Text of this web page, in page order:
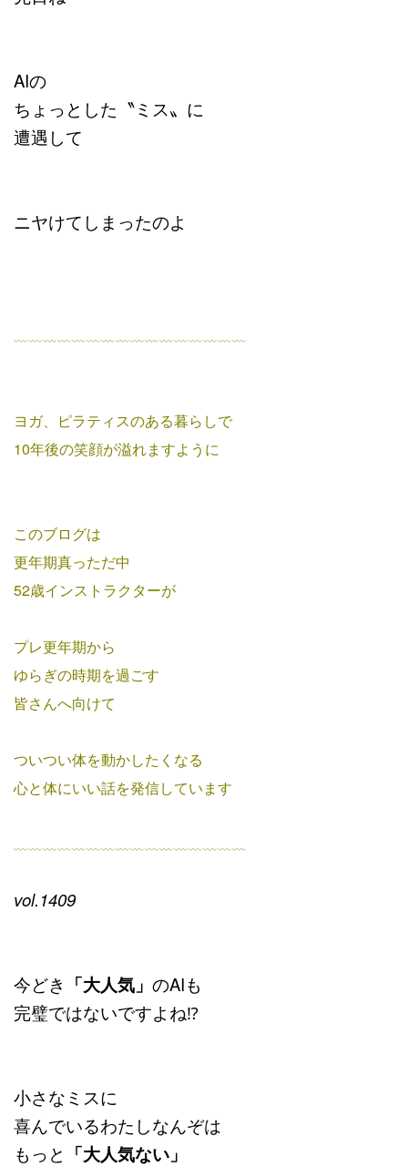
AIの
ちょっとした〝ミス〟に
遭遇して
ニヤけてしまったのよ
﹏﹏﹏﹏﹏﹏﹏﹏﹏﹏﹏﹏﹏﹏﹏﹏
ヨガ、ピラティスのある暮らしで
10年後の笑顔が溢れますように
このブログは
更年期真っただ中
52歳インストラクターが
プレ更年期から
ゆらぎの時期を過ごす
皆さんへ向けて
ついつい体を動かしたくなる
心と体にいい話を発信しています
﹏﹏﹏﹏﹏﹏﹏﹏﹏﹏﹏﹏﹏﹏﹏﹏
vol.1409
今どき 「大人気」 のAIも
完璧ではないですよね⁉
小さなミスに
喜んでいるわたしなんぞは
もっと 「大人気ない」